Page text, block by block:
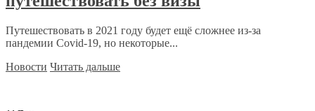
Путешествовать в 2021 году будет ещё сложнее из-за
пандемии Covid-19, но некоторые...
Новости Читать дальше